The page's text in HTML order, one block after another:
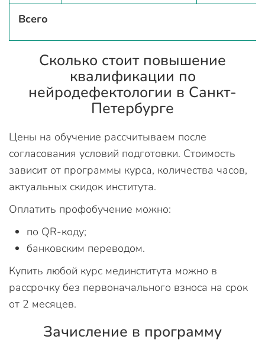
Всего
Сколько стоит повышение
квалификации по
нейродефектологии в Санкт-
Петербурге
Цены на обучение рассчитываем после
согласования условий подготовки. Стоимость
зависит от программы курса, количества часов,
актуальных скидок института.
Оплатить профобучение можно:
по QR-коду;
банковским переводом.
Купить любой курс мединститута можно в
рассрочку без первоначального взноса на срок
от 2 месяцев.
Зачисление в программу